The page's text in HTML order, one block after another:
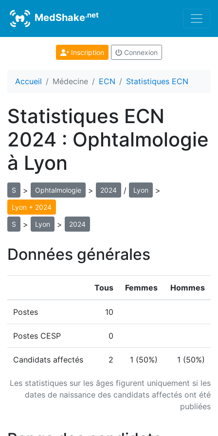
MedShake.net
Inscription Connexion
Accueil Médecine ECN Statistiques ECN
Statistiques ECN
2024 : Ophtalmologie
à Lyon
S > Ophtalmologie > 2024 / Lyon >
Lyon + 2024
S > Lyon > 2024
Données générales
Les statistiques sur les âges figurent uniquement si les
dates de naissance des candidats affectés ont été
publiées
Tous Femmes Hommes
Postes 10
Postes CESP 0
Candidats affectés 2 1 (50%) 1 (50%)